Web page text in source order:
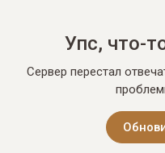
Упс, что-
Сервер перестал